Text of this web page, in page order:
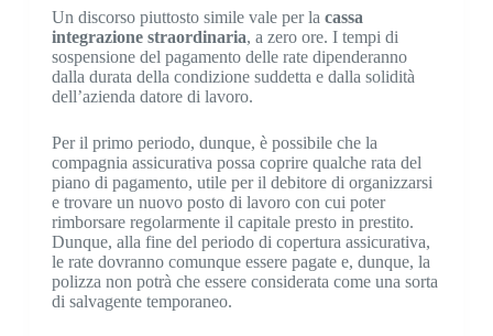
Un discorso piuttosto simile vale per la cassa
integrazione straordinaria, a zero ore. I tempi di
sospensione del pagamento delle rate dipenderanno
dalla durata della condizione suddetta e dalla solidità
dell’azienda datore di lavoro.
Per il primo periodo, dunque, è possibile che la
compagnia assicurativa possa coprire qualche rata del
piano di pagamento, utile per il debitore di organizzarsi
e trovare un nuovo posto di lavoro con cui poter
rimborsare regolarmente il capitale presto in prestito.
Dunque, alla fine del periodo di copertura assicurativa,
le rate dovranno comunque essere pagate e, dunque, la
polizza non potrà che essere considerata come una sorta
di salvagente temporaneo.